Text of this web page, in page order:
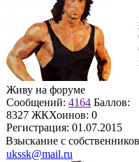
Живу на форуме
Сообщений: 4164 Баллов:
8327 ЖКХоинов: 0
Регистрация: 01.07.2015
Взыскание с
ukssk@mail.ru